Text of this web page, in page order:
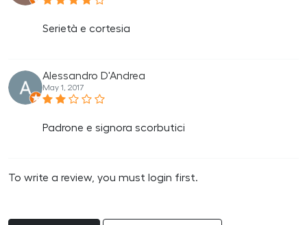
Serietà e cortesia
Alessandro D'Andrea
May 1, 2017
Padrone e signora scorbutici
To write a review, you must login first.